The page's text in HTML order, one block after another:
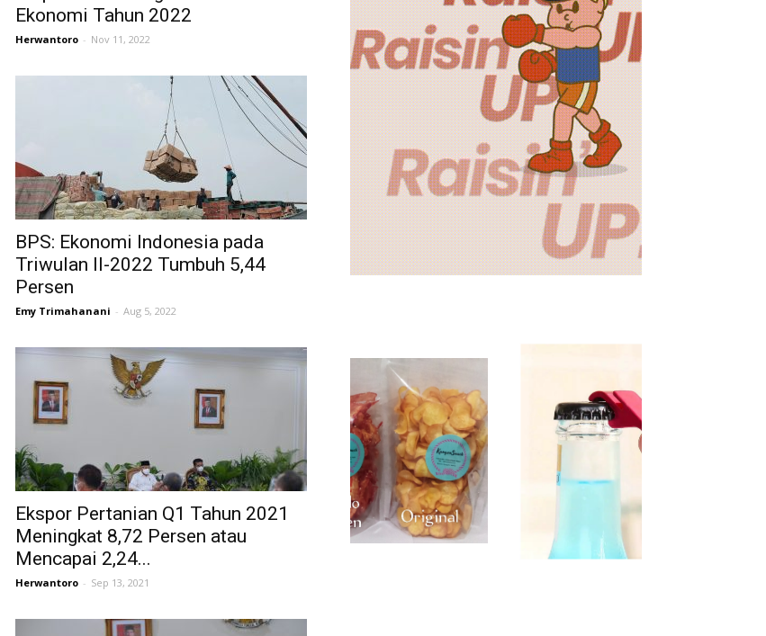
Ekonomi Tahun 2022
Herwantoro - Nov 11, 2022
BPS: Ekonomi Indonesia pada
Triwulan II-2022 Tumbuh 5,44
Persen
Emy Trimahanani - Aug 5, 2022
Ekspor Pertanian Q1 Tahun 2021
Meningkat 8,72 Persen atau
Mencapai 2,24...
Herwantoro - Sep 13, 2021